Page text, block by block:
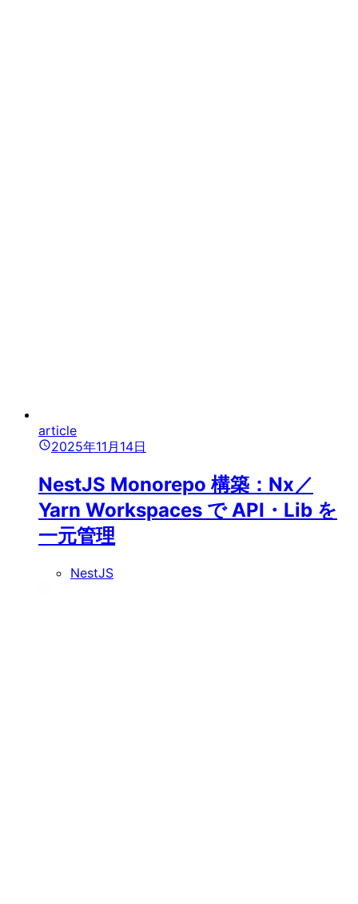
article
2025年11月14日
NestJS Monorepo 構築：Nx／
Yarn Workspaces で API・Lib を
一元管理
NestJS